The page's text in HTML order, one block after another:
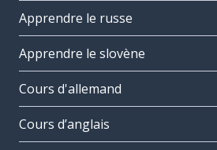
Apprendre le russe
Apprendre le slovène
Cours d'allemand
Cours d’anglais